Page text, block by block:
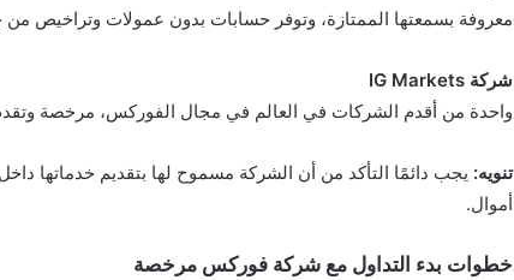
معروفة بسمعتها الممتازة، وتوفر حسابات بدون عمولات وتراخيص من
شركة IG Markets
واحدة من أقدم الشركات في العالم في مجال الفوركس، مرخصة وتقدم
تنويه: يجب دائمًا التأكد من أن الشركة مسموح لها بتقديم خدماتها
أموال.
خطوات بدء التداول مع شركة فوركس مرخصة